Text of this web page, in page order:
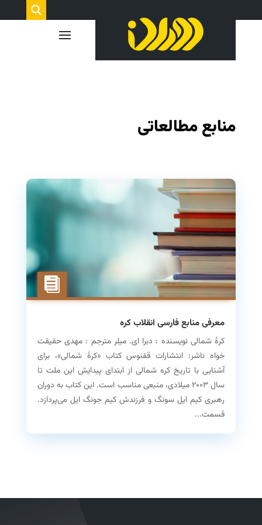
منابع مطالعاتی
معرفی منابع فارسی انقلاب کره
کرهٔ شمالی نویسنده : دبرا ای. میلر مترجم : مهدی حقیقت
خواه ناشر: انتشارات ققنوس کتاب «کرهٔ شمالی»، برای
آشنایی با تاریخ کره شمالی از ابتدای پیدایش این ملت تا
سال ۲۰۰۳ میلادی، منبعی مناسب است. این کتاب به دوران
رهبری کیم ایل سونگ و فرزندش کیم جونگ ایل می‌پردازد.
قسمت...